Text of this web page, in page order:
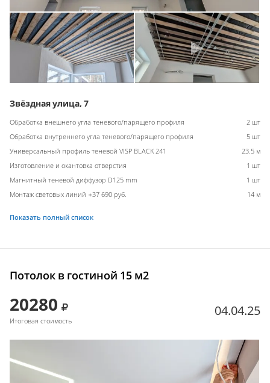
Звёздная улица, 7
Обработка внешнего угла теневого/парящего профиля
2 шт
Обработка внутреннего угла теневого/парящего профиля
5 шт
Универсальный профиль теневой VISP BLACK 241
23.5 м
Изготовление и окантовка отверстия
1 шт
Магнитный теневой диффузор D125 mm
1 шт
Монтаж световых линий +37 690 руб.
14 м
Показать полный список
Потолок в гостиной 15 м2
20280
Итоговая стоимость
04.04.25